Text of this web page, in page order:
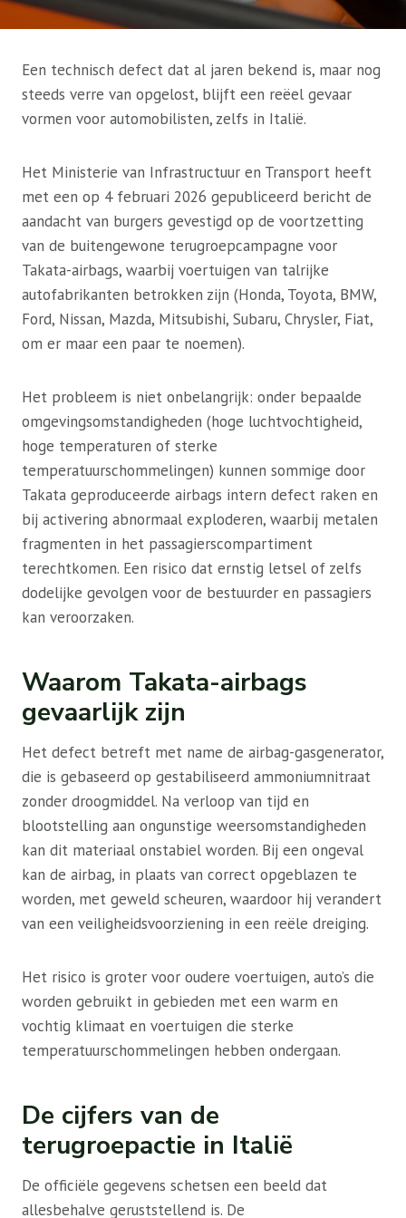
Een technisch defect dat al jaren bekend is, maar nog
steeds verre van opgelost, blijft een reëel gevaar
vormen voor automobilisten, zelfs in Italië.
Het Ministerie van Infrastructuur en Transport heeft
met een op 4 februari 2026 gepubliceerd bericht de
aandacht van burgers gevestigd op de voortzetting
van de buitengewone terugroepcampagne voor
Takata-airbags, waarbij voertuigen van talrijke
autofabrikanten betrokken zijn (Honda, Toyota, BMW,
Ford, Nissan, Mazda, Mitsubishi, Subaru, Chrysler, Fiat,
om er maar een paar te noemen).
Het probleem is niet onbelangrijk: onder bepaalde
omgevingsomstandigheden (hoge luchtvochtigheid,
hoge temperaturen of sterke
temperatuurschommelingen) kunnen sommige door
Takata geproduceerde airbags intern defect raken en
bij activering abnormaal exploderen, waarbij metalen
fragmenten in het passagierscompartiment
terechtkomen. Een risico dat ernstig letsel of zelfs
dodelijke gevolgen voor de bestuurder en passagiers
kan veroorzaken.
Waarom Takata-airbags
gevaarlijk zijn
Het defect betreft met name de airbag-gasgenerator,
die is gebaseerd op gestabiliseerd ammoniumnitraat
zonder droogmiddel. Na verloop van tijd en
blootstelling aan ongunstige weersomstandigheden
kan dit materiaal onstabiel worden. Bij een ongeval
kan de airbag, in plaats van correct opgeblazen te
worden, met geweld scheuren, waardoor hij verandert
van een veiligheidsvoorziening in een reële dreiging.
Het risico is groter voor oudere voertuigen, auto’s die
worden gebruikt in gebieden met een warm en
vochtig klimaat en voertuigen die sterke
temperatuurschommelingen hebben ondergaan.
De cijfers van de
terugroepactie in Italië
De officiële gegevens schetsen een beeld dat
allesbehalve geruststellend is. De